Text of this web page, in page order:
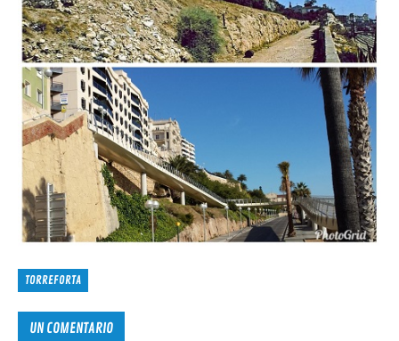
TORREFORTA
UN COMENTARIO